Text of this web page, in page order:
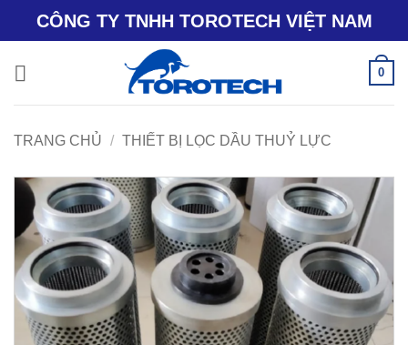
dung
CÔNG TY TNHH TOROTECH VIỆT NAM
0
TRANG CHỦ / THIẾT BỊ LỌC DẦU THUỶ LỰC